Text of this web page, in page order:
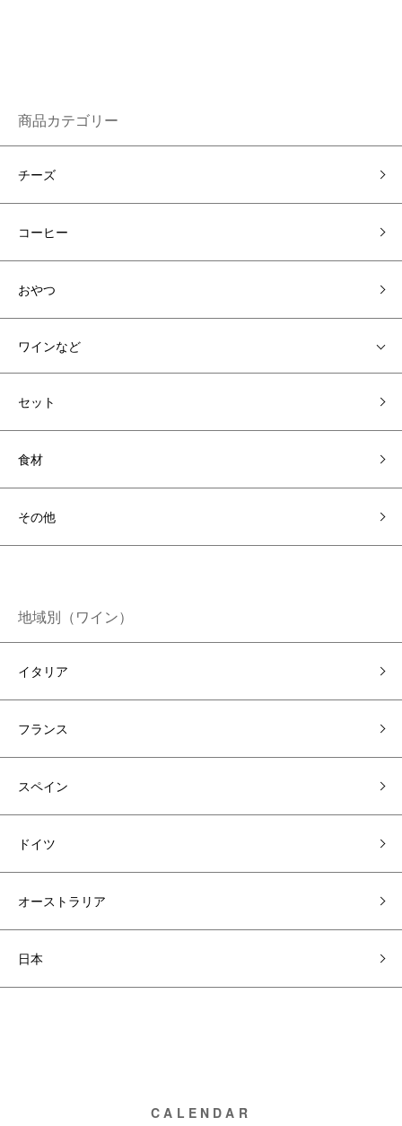
商品カテゴリー
チーズ
コーヒー
おやつ
ワインなど
セット
食材
その他
地域別（ワイン）
イタリア
フランス
スペイン
ドイツ
オーストラリア
日本
CALENDAR